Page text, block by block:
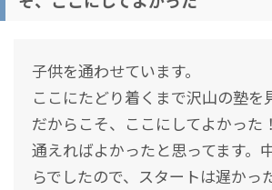
子供を通わせています。
ここにたどり着くまで沢山の塾を
だからこそ、ここにしてよかった
通えればよかったと思ってます。
らでしたので、スタートは遅かっ